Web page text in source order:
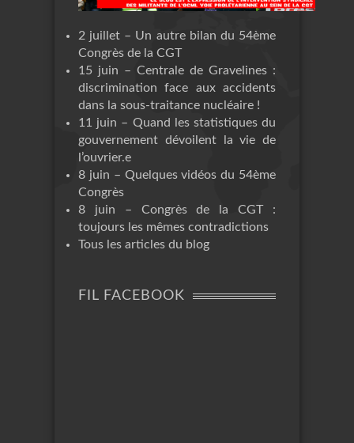
2 juillet – Un autre bilan du 54ème
Congrès de la CGT
15 juin – Centrale de Gravelines :
discrimination face aux accidents
dans la sous-traitance nucléaire !
11 juin – Quand les statistiques du
gouvernement dévoilent la vie de
l’ouvrier.e
8 juin – Quelques vidéos du 54ème
Congrès
8 juin – Congrès de la CGT :
toujours les mêmes contradictions
Tous les articles du blog
FIL FACEBOOK